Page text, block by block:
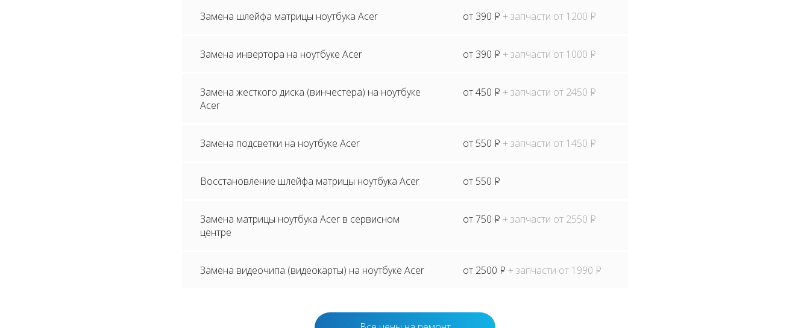
Замена шлейфа матрицы ноутбука Acer от 390 P + запчасти от 1200 P
Замена инвертора на ноутбуке Acer от 390 P + запчасти от 1000 P
Замена жесткого диска (винчестера) на ноутбуке
Acer
от 450 P + запчасти от 2450 P
Замена подсветки на ноутбуке Acer от 550 P + запчасти от 1450 P
Восстановление шлейфа матрицы ноутбука Acer от 550 P
Замена матрицы ноутбука Acer в сервисном
центре
от 750 P + запчасти от 2550 P
Замена видеочипа (видеокарты) на ноутбуке Acer от 2500 P + запчасти от 1990 P